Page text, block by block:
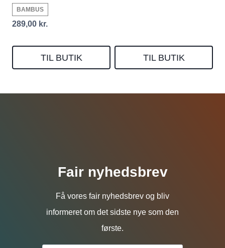
BAMBUS
289,00 kr.
TIL BUTIK TIL BUTIK
Fair nyhedsbrev
Få vores fair nyhedsbrev og bliv
informeret om det sidste nye som den
første.